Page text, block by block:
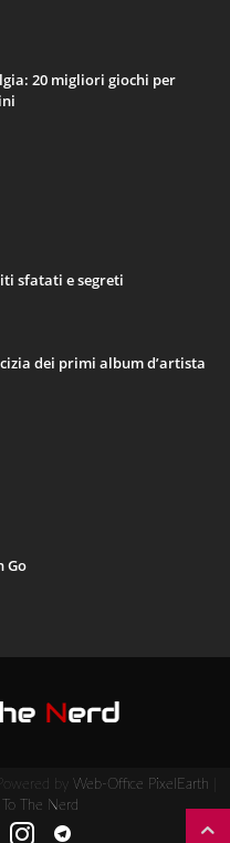
20 migliori giochi per
sfatati e segreti
dei primi album d’artista
Go
by Web-Office PixelEarth
To The Nerd